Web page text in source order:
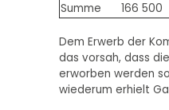
Summe
166 500
Dem Erwerb der
das vorsah, dass
erworben werden
wiederum erhielt